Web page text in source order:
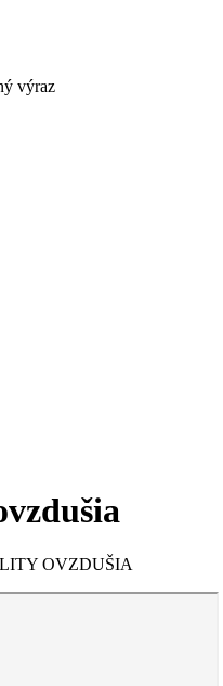
výraz
OVZDUŠIA